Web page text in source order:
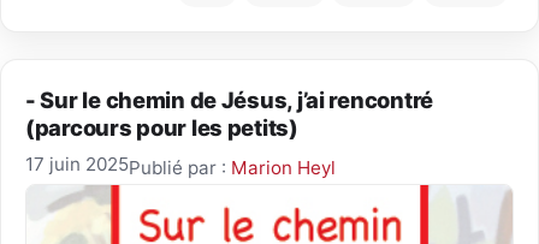
- Sur le chemin de Jésus, j’ai rencontré
(parcours pour les petits)
17 juin 2025Publié par : Marion Heyl